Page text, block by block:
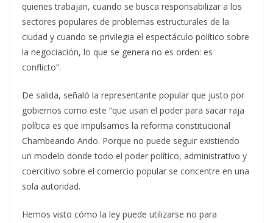
quienes trabajan, cuando se busca responsabilizar a los
sectores populares de problemas estructurales de la
ciudad y cuando se privilegia el espectáculo político sobre
la negociación, lo que se genera no es orden: es
conflicto”.
De salida, señaló la representante popular que justo por
gobiernos como este “que usan el poder para sacar raja
política es que impulsamos la reforma constitucional
Chambeando Ando. Porque no puede seguir existiendo
un modelo donde todo el poder político, administrativo y
coercitivo sobre el comercio popular se concentre en una
sola autoridad.
Hemos visto cómo la ley puede utilizarse no para